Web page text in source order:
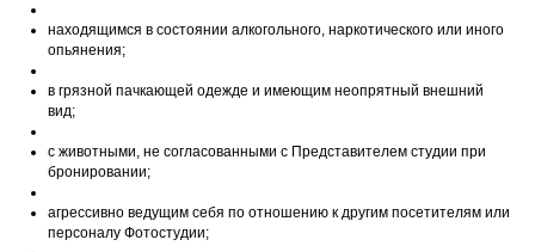
находящимся в состоянии алкогольного, наркотического или иного
опьянения;
в грязной пачкающей одежде и имеющим неопрятный внешний
вид;
с животными, не согласованными с Представителем студии при
бронировании;
агрессивно ведущим себя по отношению к другим посетителям или
персоналу Фотостудии;